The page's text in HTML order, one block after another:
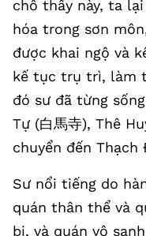
chỗ thấy này, ta
hóa trong sơn
được khai ngộ và
kế tục trụ trì, làm
đó sư đã từng
Tự (白馬寺), Thê
chuyển đến Thạch
Sư nổi tiếng do
quán thân thể và
bi, và quán vô